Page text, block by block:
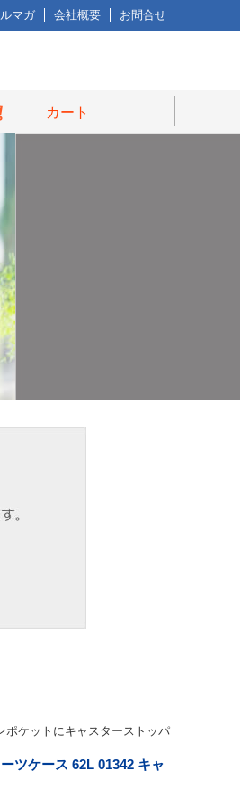
マガ 会社概要 お問合せ
カート
ポケットにキャスターストッパ
ツケース 62L 01342 キャ